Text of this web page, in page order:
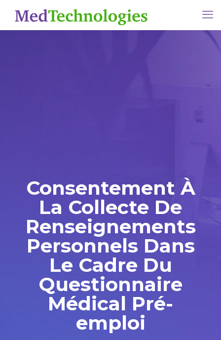
Consentement À
La Collecte De
Renseignements
Personnels Dans
Le Cadre Du
Questionnaire
Médical Pré-
emploi